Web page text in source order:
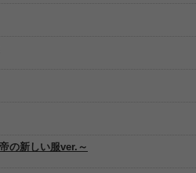
の新しい服ver.～